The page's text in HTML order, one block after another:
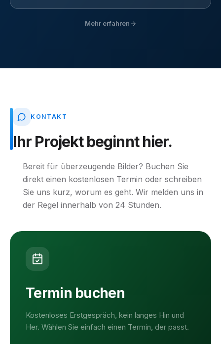
Mehr erfahren
KONTAKT
Ihr Projekt beginnt hier.
Bereit für überzeugende Bilder? Buchen Sie
direkt einen kostenlosen Termin oder schreiben
Sie uns kurz, worum es geht. Wir melden uns in
der Regel innerhalb von 24 Stunden.
Termin buchen
Kostenloses Erstgespräch, kein langes Hin und
Her. Wählen Sie einfach einen Termin, der passt.